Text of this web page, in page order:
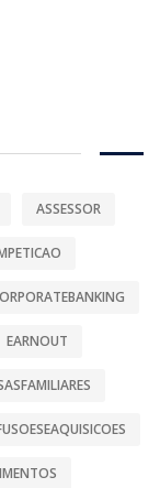
ASSESSOR
EARNOUT